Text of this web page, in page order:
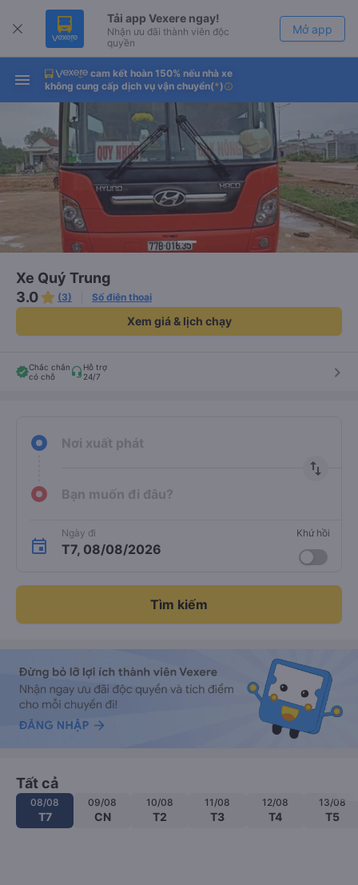
Tải app Vexere ngay!
Nhận ưu đãi thành viên độc
quyền
Mở app
Tải app Vexere
-30k/ghế khi đặt vé máy bay qua
app
cam kết hoàn 150% nếu nhà xe
không cung cấp dịch vụ vận chuyển(*)info
Xe Quý Trung
3.0
(3) Số điện thoại
Xem giá & lịch chạy
Chắc chắn
có chỗ
Hỗ trợ
24/7
keyboard_arrow_right
Nơi xuất phát
import_export
Bạn muốn đi đâu?
Ngày đi
T7, 08/08/2026
Khứ hồi
Tìm kiếm
Tất cả
08/08
T7
09/08
CN
10/08
T2
11/08
T3
12/08
T4
13/08
T5